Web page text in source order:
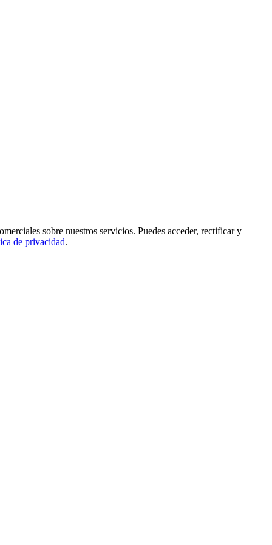
sobre nuestros servicios. Puedes acceder, rectificar y
de privacidad.